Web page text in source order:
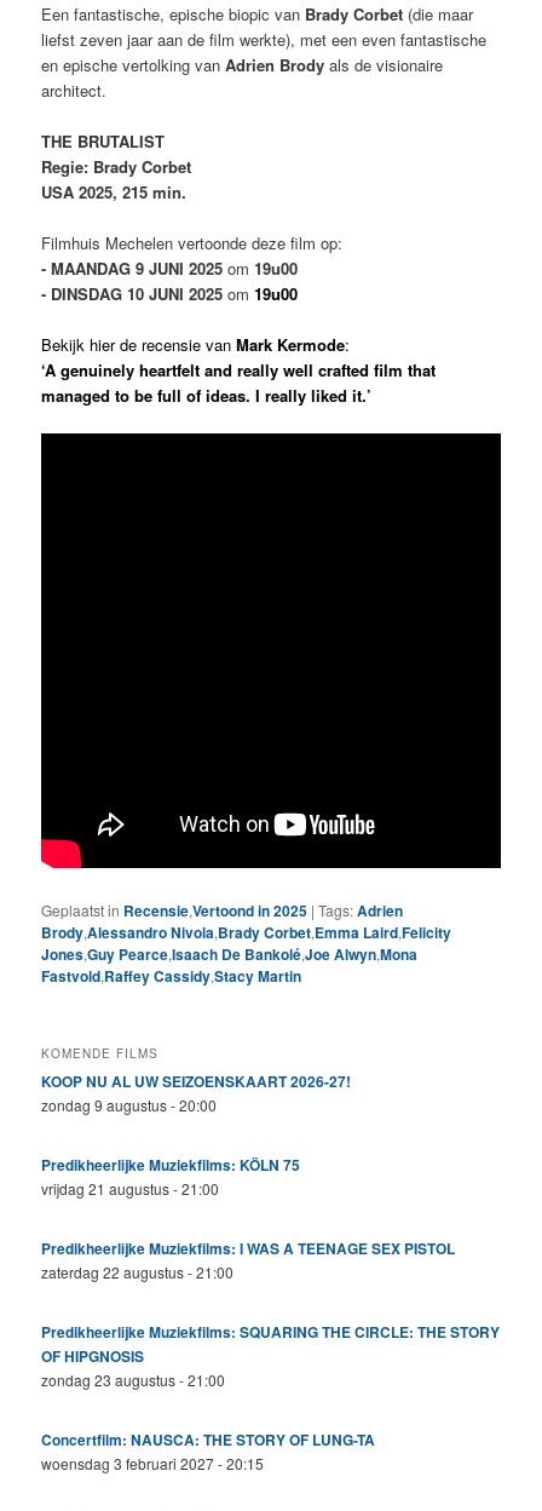
Een fantastische, epische biopic van Brady Corbet (die maar
liefst zeven jaar aan de film werkte), met een even fantastische
en epische vertolking vanAdrien Brody als de visionaire
architect.
THE BRUTALIST
Regie: Brady Corbet
USA 2025, 215 min.
Filmhuis Mechelen vertoonde deze film op:
- MAANDAG 9 JUNI 2025 om19u00
- DINSDAG 10 JUNI 2025 om 19u00
Bekijk hier de recensie vanMark Kermode:
‘A genuinely heartfelt and really well crafted film that
managed to be full of ideas. I really liked it.’
Geplaatst in Recensie,Vertoond in 2025 |Tags:Adrien
Brody,Alessandro Nivola,Brady Corbet,Emma Laird,Felicity
Jones,Guy Pearce,Isaach De Bankolé,Joe Alwyn,Mona
Fastvold,Raffey Cassidy,Stacy Martin
KOMENDE FILMS
KOOP NU AL UW SEIZOENSKAART 2026-27!
zondag 9 augustus - 20:00
Predikheerlijke Muziekfilms: KÖLN 75
vrijdag 21 augustus - 21:00
Predikheerlijke Muziekfilms: I WAS A TEENAGE SEX PISTOL
zaterdag 22 augustus - 21:00
Predikheerlijke Muziekfilms: SQUARING THE CIRCLE: THE STORY
OF HIPGNOSIS
zondag 23 augustus - 21:00
Concertfilm: NAUSCA: THE STORY OF LUNG-TA
woensdag 3 februari 2027 - 20:15